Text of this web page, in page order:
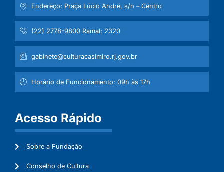
Endereço: Praça Lúcio André, s/n – Centro
(22) 2778-9800 Ramal: 2320
gabinete@culturacasimiro.rj.gov.br
Horário de Funcionamento: 09h às 17h
Acesso Rápido
Sobre a Fundação
Conselho de Cultura